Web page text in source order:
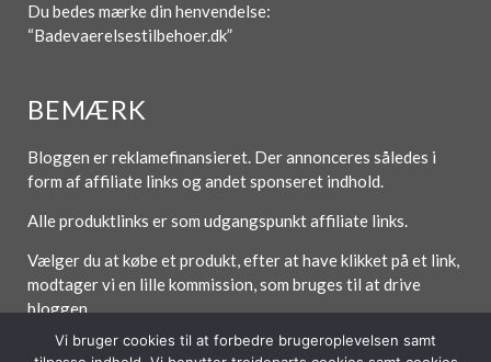
Du bedes mærke din henvendelse:
“Badevaerelsestilbehoer.dk”
BEMÆRK
Bloggen er reklamefinansieret. Der annonceres således i
form af affiliate links og andet sponseret indhold.
Alle produktlinks er som udgangspunkt affiliate links.
Vælger du at købe et produkt, efter at have klikket på et link,
modtager vi en lille kommission, som bruges til at drive
bloggen.
Vi bruger cookies til at forbedre brugeroplevelsen samt